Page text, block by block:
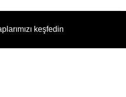
keşfedin